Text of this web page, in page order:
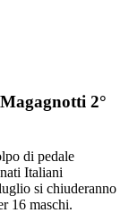
2°
di pedale
Italiani
si chiuderanno
16 maschi.